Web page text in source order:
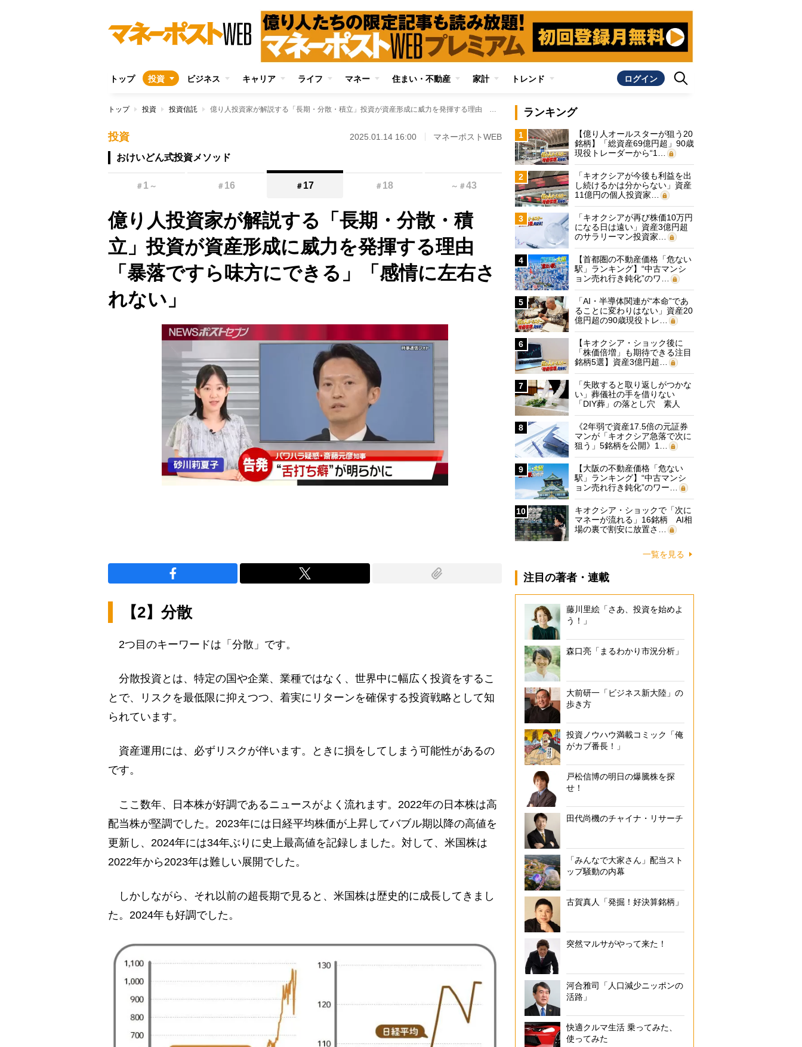
トップ 投資 ビジネス キャリア ライフ マネー 住まい・不動産 家計 トレンド ログイン
トップ 投資 投資信託 億り人投資家が解説する「長期・分散・積立」投資が資産形成に威力を発揮する理由 「暴落ですら味方にできる」「感情に左右されない」
投資 2025.01.14 16:00 マネーポストWEB
おけいどん式投資メソッド
＃ 1 ～ ＃ 16 ＃ 17 ＃ 18 ～ ＃43
億り人投資家が解説する「長期・分散・積
立」投資が資産形成に威力を発揮する理由
「暴落ですら味方にできる」「感情に左右さ
れない」
【2】分散
2つ目のキーワードは「分散」です。
分散投資とは、特定の国や企業、業種ではなく、世界中に幅広く投資をするこ
とで、リスクを最低限に抑えつつ、着実にリターンを確保する投資戦略として知
られています。
資産運用には、必ずリスクが伴います。ときに損をしてしまう可能性があるの
です。
ここ数年、日本株が好調であるニュースがよく流れます。2022年の日本株は高
配当株が堅調でした。2023年には日経平均株価が上昇してバブル期以降の高値を
更新し、2024年には34年ぶりに史上最高値を記録しました。対して、米国株は
2022年から2023年は難しい展開でした。
しかしながら、それ以前の超長期で見ると、米国株は歴史的に成長してきまし
た。2024年も好調でした。
ランキング
1
【億り人オールスターが狙う20
銘柄】「総資産69億円超」90歳
現役トレーダーから“1…
2
「キオクシアが今後も利益を出
し続けるかは分からない」資産
11億円の個人投資家…
3
「キオクシアが再び株価10万円
になる日は遠い」資産3億円超
のサラリーマン投資家…
4
【首都圏の不動産価格「危ない
駅」ランキング】“中古マンシ
ョン売れ行き鈍化”のワ…
5
「AI・半導体関連が“本命”であ
ることに変わりはない」資産20
億円超の90歳現役トレ…
6
【キオクシア・ショック後に
「株価倍増」も期待できる注目
銘柄5選】資産3億円超…
7
「失敗すると取り返しがつかな
い」葬儀社の手を借りない
「DIY葬」の落とし穴 素人
に…
8
《2年弱で資産17.5倍の元証券
マンが「キオクシア急落で次に
狙う」5銘柄を公開》1…
9
【大阪の不動産価格「危ない
駅」ランキング】“中古マンシ
ョン売れ行き鈍化”のワー…
10
キオクシア・ショックで「次に
マネーが流れる」16銘柄 AI相
場の裏で割安に放置さ…
一覧を見る
注目の著者・連載
藤川里絵「さあ、投資を始めよ
う！」
森口亮「まるわかり市況分析」
大前研一「ビジネス新大陸」の
歩き方
投資ノウハウ満載コミック「俺
がカブ番長！」
戸松信博の明日の爆騰株を探
せ！
田代尚機のチャイナ・リサーチ
「みんなで大家さん」配当スト
ップ騒動の内幕
古賀真人「発掘！好決算銘柄」
突然マルサがやって来た！
河合雅司「人口減少ニッポンの
活路」
快適クルマ生活 乗ってみた、
使ってみた